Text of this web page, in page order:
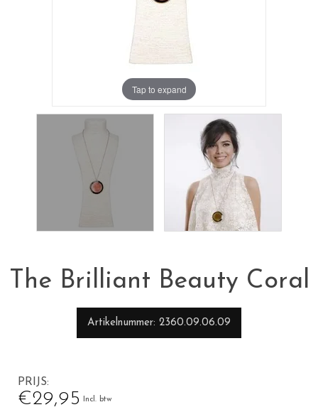
Tap to expand
The Brilliant Beauty Coral
Artikelnummer 2360.09.06.09
PRIJS
€29,95 Incl. btw